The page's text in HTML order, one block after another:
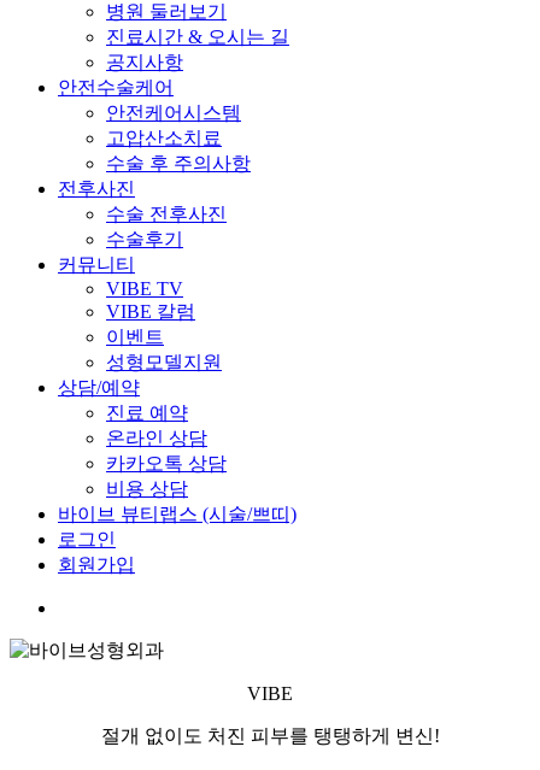
병원 둘러보기
진료시간 & 오시는 길
공지사항
안전수술케어
안전케어시스템
고압산소치료
수술 후 주의사항
전후사진
수술 전후사진
수술후기
커뮤니티
VIBE TV
VIBE 칼럼
이벤트
성형모델지원
상담/예약
진료 예약
온라인 상담
카카오톡 상담
비용 상담
바이브 뷰티랩스 (시술/쁘띠)
로그인
회원가입
VIBE
절개 없이도 처진 피부를 탱탱하게 변신!